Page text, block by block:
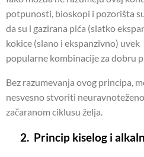
potpunosti, bioskopi i pozorišta
da su i gazirana pića (slatko
kokice (slano i ekspanzivno) uvek
popularne kombinacije za dobru
Bez razumevanja ovog principa,
nesvesno stvoriti
začaranom ciklusu želja.
2. Princip kiselog i